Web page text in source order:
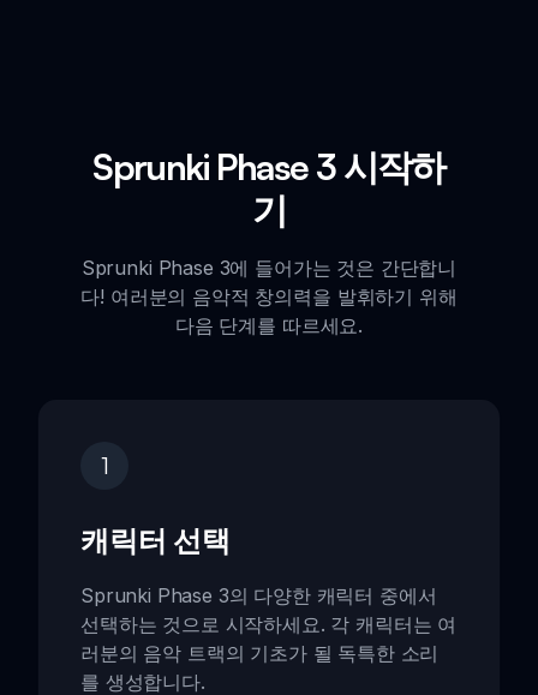
Sprunki Phase 3 시작하
기
Sprunki Phase 3에 들어가는 것은 간단합니
다! 여러분의 음악적 창의력을 발휘하기 위해
다음 단계를 따르세요.
1
캐릭터 선택
Sprunki Phase 3의 다양한 캐릭터 중에서
선택하는 것으로 시작하세요. 각 캐릭터는 여
러분의 음악 트랙의 기초가 될 독특한 소리
를 생성합니다.